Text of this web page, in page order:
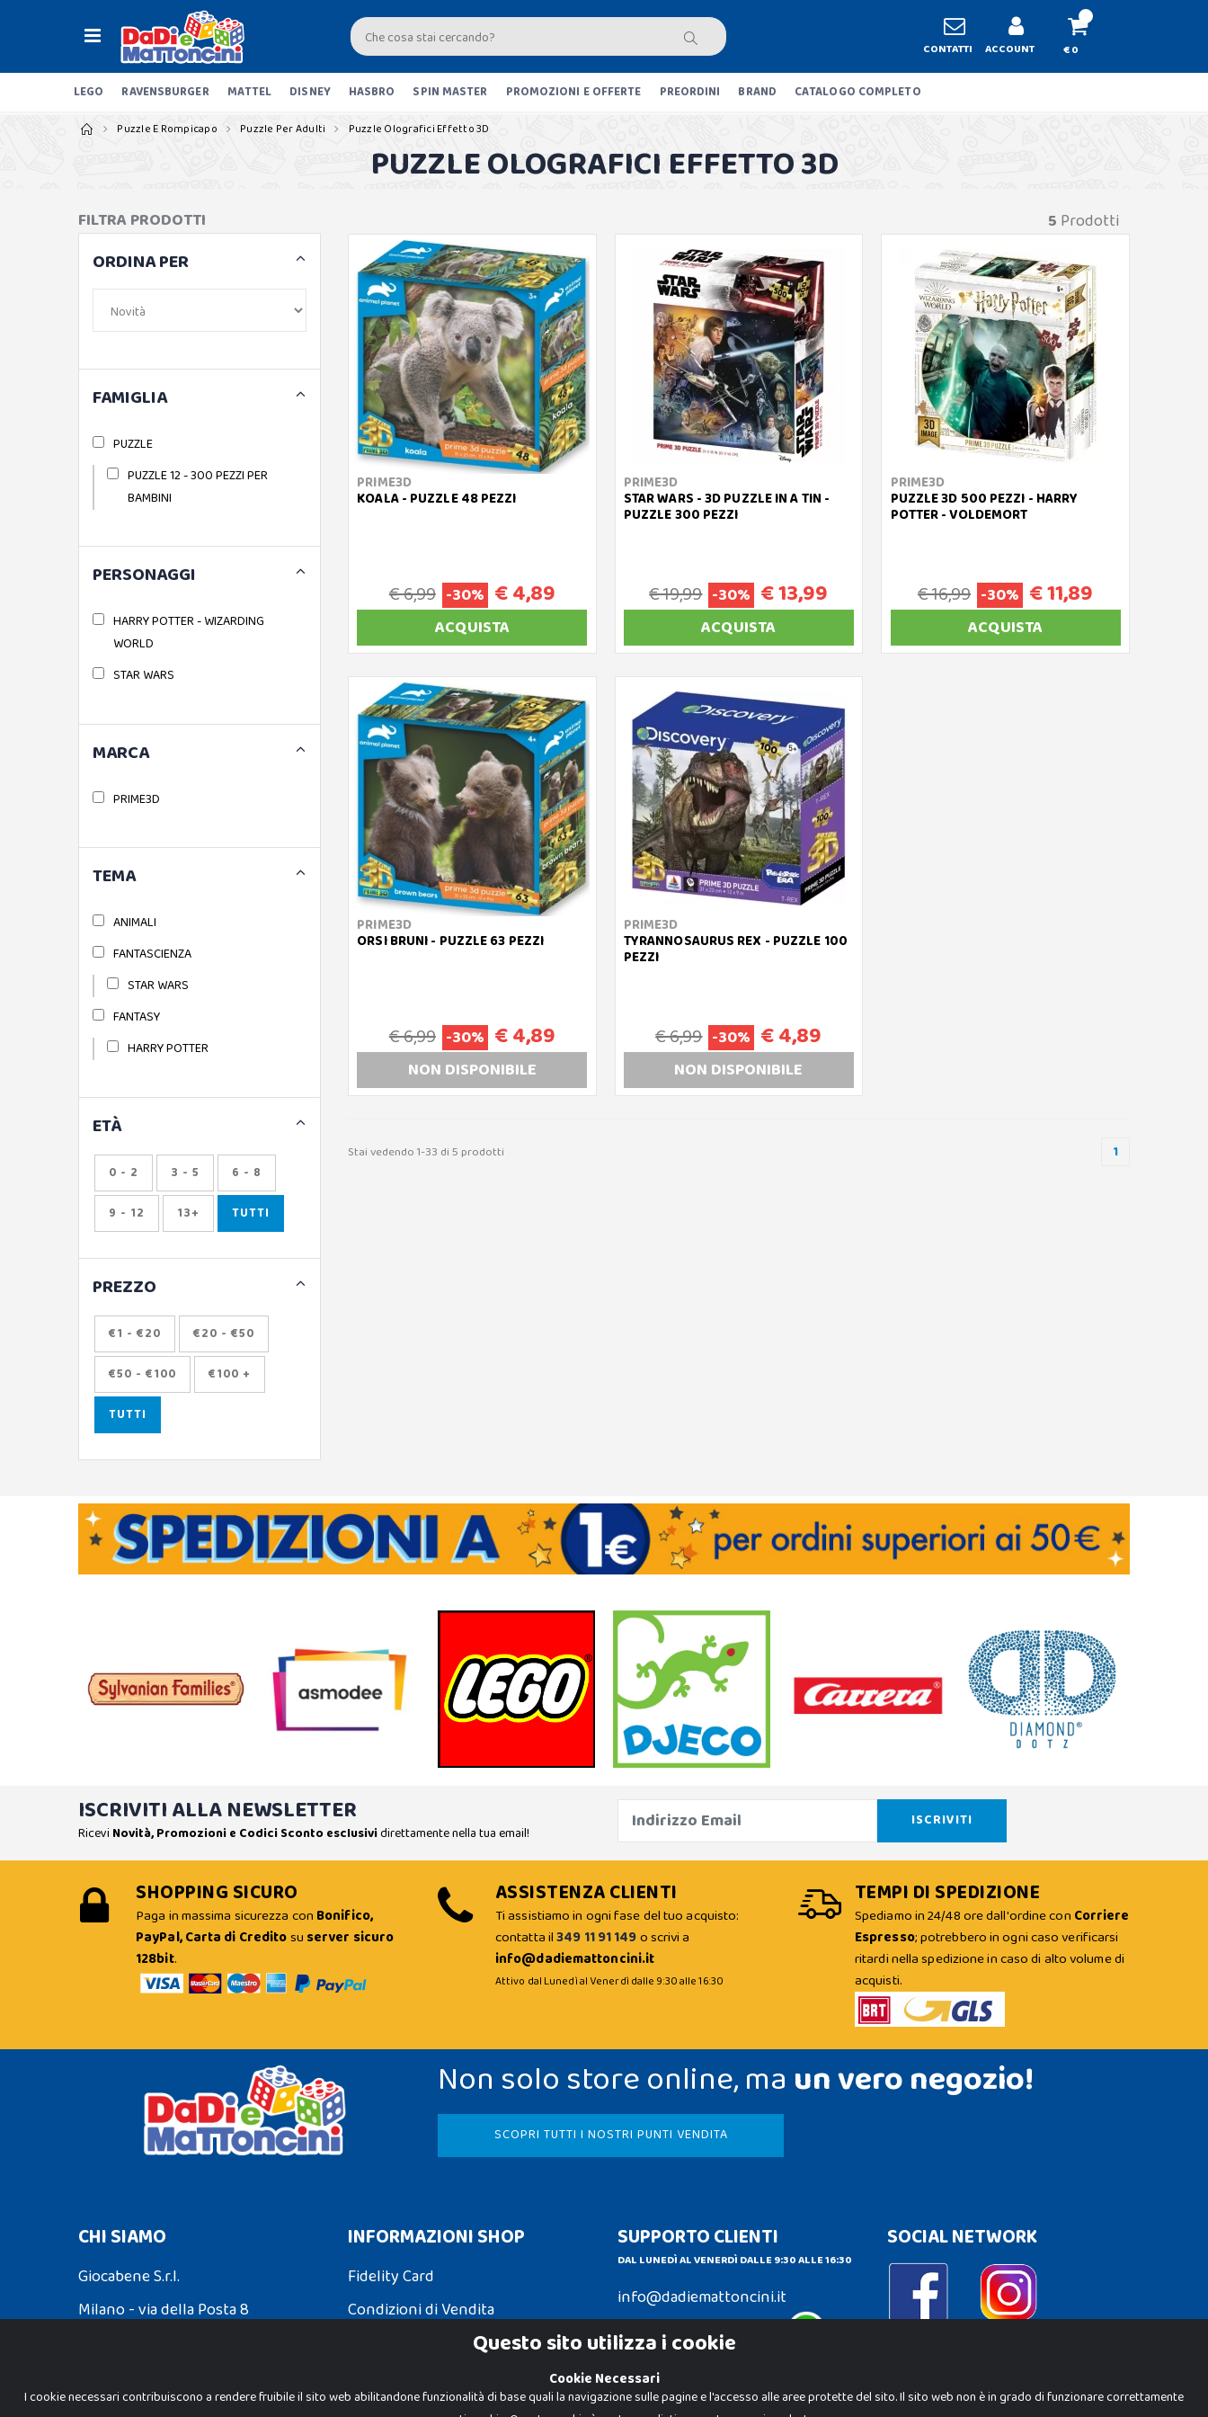
CONTATTI ACCOUNT € 0
LEGO RAVENSBURGER MATTEL DISNEY HASBRO SPIN MASTER PROMOZIONI E OFFERTE PREORDINI BRAND CATALOGO COMPLETO
Puzzle E Rompicapo Puzzle Per Adulti Puzzle Olografici Effetto 3D
PUZZLE OLOGRAFICI EFFETTO 3D
5 Prodotti
PRIME3D
KOALA - PUZZLE 48 PEZZI
€ 6,99 -30% € 4,89
ACQUISTA
PRIME3D
STAR WARS - 3D PUZZLE IN A TIN -
PUZZLE 300 PEZZI
€ 19,99 -30% € 13,99
ACQUISTA
PRIME3D
PUZZLE 3D 500 PEZZI - HARRY
POTTER - VOLDEMORT
€ 16,99 -30% € 11,89
ACQUISTA
PRIME3D
ORSI BRUNI - PUZZLE 63 PEZZI
€ 6,99 -30% € 4,89
NON DISPONIBILE
PRIME3D
TYRANNOSAURUS REX - PUZZLE 100
PEZZI
€ 6,99 -30% € 4,89
NON DISPONIBILE
Stai vedendo 1-33 di 5 prodotti 1
FILTRA PRODOTTI
ORDINA PER
FAMIGLIA
PUZZLE
PUZZLE 12 - 300 PEZZI PER
BAMBINI
PERSONAGGI
HARRY POTTER - WIZARDING
WORLD
STAR WARS
MARCA
PRIME3D
TEMA
ANIMALI
FANTASCIENZA
STAR WARS
FANTASY
HARRY POTTER
ETÀ
0 - 2 3 - 5 6 - 8
9 - 12 13+ TUTTI
PREZZO
€1 - €20 €20 - €50
€50 - €100 €100 +
TUTTI
ISCRIVITI ALLA NEWSLETTER
Ricevi Novità, Promozioni e Codici Sconto esclusividirettamente nella tua email!
SHOPPING SICURO
Paga in massima sicurezza con Bonifico,
PayPal, Carta di Creditosu server sicuro
128bit.
ASSISTENZA CLIENTI
Ti assistiamo in ogni fase del tuo acquisto:
contatta il349 11 91 149o scrivi a
info@dadiemattoncini.it
Attivo dal Lunedì al Venerdì dalle 9:30 alle 16:30
TEMPI DI SPEDIZIONE
Spediamo in 24/48 ore dall'ordine con Corriere
Espresso; potrebbero in ogni caso verificarsi
ritardi nella spedizione in caso di alto volume di
acquisti.
Non solo store online, ma un vero negozio!
SCOPRI TUTTI I NOSTRI PUNTI VENDITA
CHI SIAMO
Giocabene S.r.l.
Milano - via della Posta 8
INFORMAZIONI SHOP
Fidelity Card
Condizioni di Vendita
SUPPORTO CLIENTI
DAL LUNEDÌ AL VENERDÌ DALLE 9:30 ALLE 16:30
info@dadiemattoncini.it
Contattaci su Whatsapp
SOCIAL NETWORK
Questo sito utilizza i cookie
Cookie Necessari
I cookie necessari contribuiscono a rendere fruibile il sito web abilitandone funzionalità di base quali la navigazione sulle pagine e l'accesso alle aree protette del sito. Il sito web non è in grado di funzionare correttamente